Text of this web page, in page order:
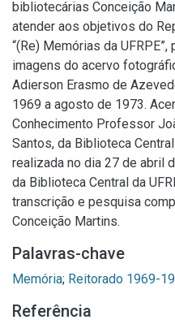
bibliotecárias Conceição
atender aos objetivos do
“(Re) Memórias da
imagens do acervo
Adierson Erasmo de
1969 a agosto de 1973.
Conhecimento Professor
Santos, da Biblioteca
realizada no dia 27 de abril
da Biblioteca Central da
transcrição e pesquisa
Conceição Martins.
Palavras-chave
Memória; Reitorado 1969-
Referência